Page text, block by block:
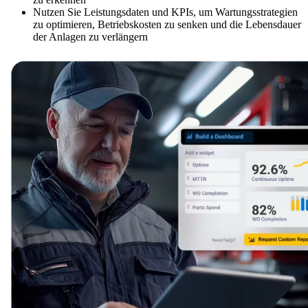
Regulatorische Compliance
Prüfpfade, Validierung, Unterschriften
Gastgewerbe
Gästeorientierte Anlagen an mehreren Standorten
Nutzen Sie Leistungsdaten und KPIs, um Wartungsstrategien
zu optimieren, Betriebskosten zu senken und die Lebensdauer
der Anlagen zu verlängern